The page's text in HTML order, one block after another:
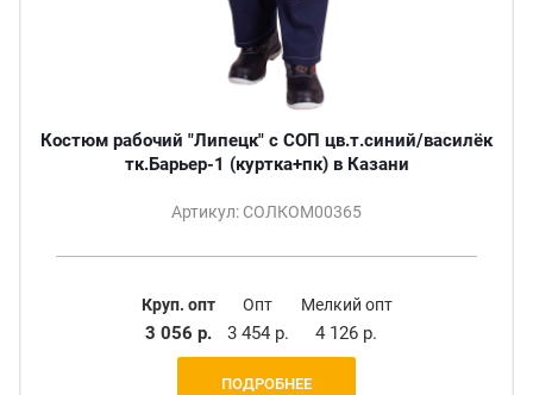
Костюм рабочий "Липецк" с СОП цв.т.синий/василёк
тк.Барьер-1 (куртка+пк) в Казани
Артикул: СОЛКОМ00365
Круп. опт
3 056 р.
Опт
3 454 р.
Мелкий опт
4 126 р.
ПОДРОБНЕЕ